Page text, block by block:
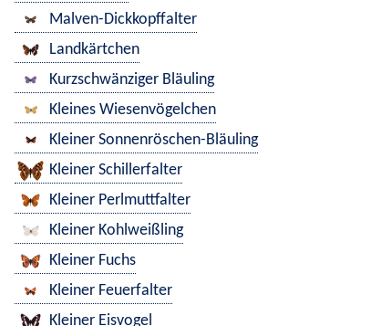
Malven-Dickkopffalter
Landkärtchen
Kurzschwänziger Bläuling
Kleines Wiesenvögelchen
Kleiner Sonnenröschen-Bläuling
Kleiner Schillerfalter
Kleiner Perlmuttfalter
Kleiner Kohlweißling
Kleiner Fuchs
Kleiner Feuerfalter
Kleiner Eisvogel